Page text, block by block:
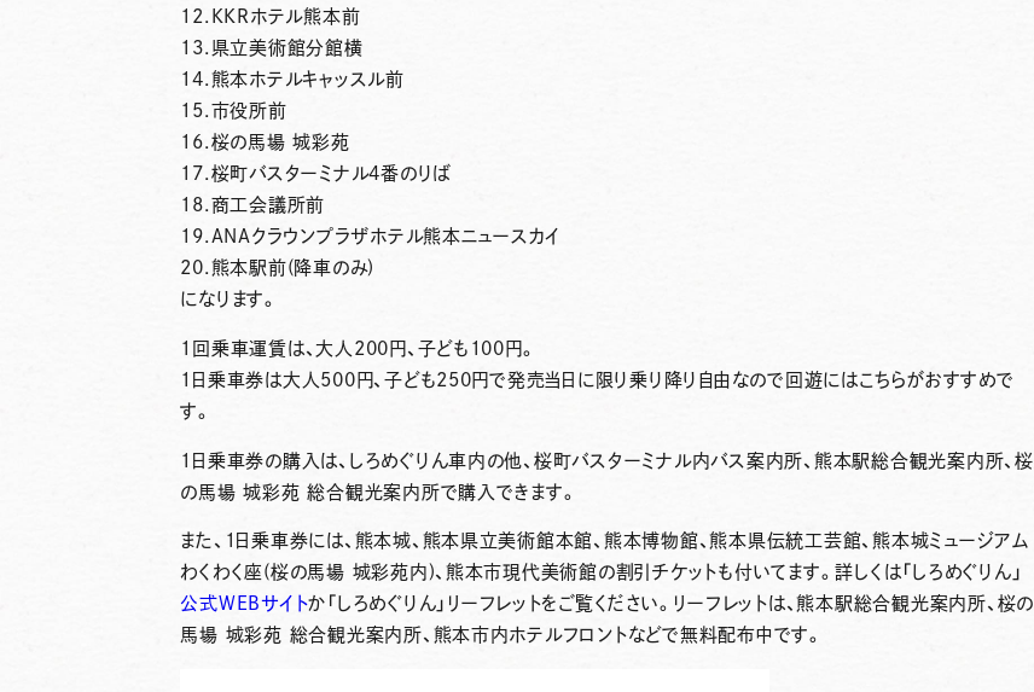
12.KKRホテル熊本前
13.県立美術館分館横
14.熊本ホテルキャッスル前
15.市役所前
16.桜の馬場 城彩苑
17.桜町バスターミナル4番のりば
18.商工会議所前
19.ANAクラウンプラザホテル熊本ニュースカイ
20.熊本駅前(降車のみ)
になります。
1回乗車運賃は、大人200円、子ども100円。
1日乗車券は大人500円、子ども250円で発売当日に限り乗り降り自由なので回遊にはこちらがおすすめで
す。
1日乗車券の購入は、しろめぐりん車内の他、桜町バスターミナル内バス案内所、熊本駅総合観光案内所、桜
の馬場 城彩苑 総合観光案内所で購入できます。
また、1日乗車券には、熊本城、熊本県立美術館本館、熊本博物館、熊本県伝統工芸館、熊本城ミュージアム
わくわく座(桜の馬場 城彩苑内)、熊本市現代美術館の割引チケットも付いてます。詳しくは「しろめぐりん」
公式WEBサイトか「しろめぐりん」リーフレットをご覧ください。リーフレットは、熊本駅総合観光案内所、桜の
馬場 城彩苑 総合観光案内所、熊本市内ホテルフロントなどで無料配布中です。